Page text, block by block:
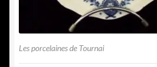
Les porcelaines de Tournai